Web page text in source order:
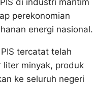
di industri maritim
perekonomian
energi nasional.
tercatat telah
liter minyak, produk
ke seluruh negeri